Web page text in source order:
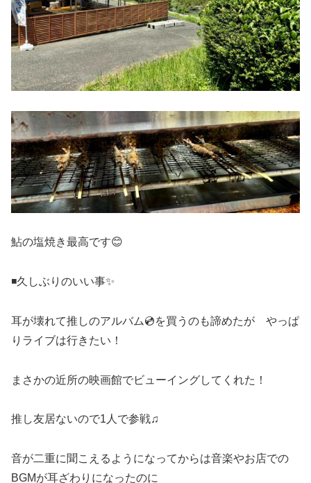
鮎の塩焼き最高です😊
◾️久しぶりのいい事✨
耳が壊れて推しのアルバム💿を買うのも諦めたが やっぱ
りライブは行きたい！
まさかの近所の映画館でビューイングしてくれた！
推し友居ないので1人で参戦♫
音が二重に聞こえるようになってからは音楽やお店での
BGMが耳ざわりになったのに